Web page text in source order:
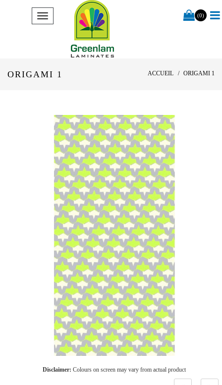
(0)
ORIGAMI 1 ACCUEIL ORIGAMI 1
Disclaimer: Colours on screen may vary from actual product